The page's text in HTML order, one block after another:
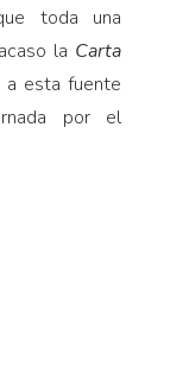
toda una
la Carta
a esta fuente
por el